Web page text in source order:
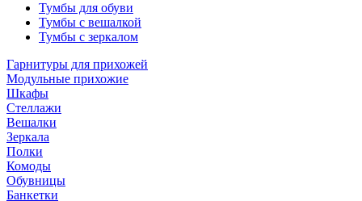
Тумбы для обуви
Тумбы с вешалкой
Тумбы с зеркалом
Гарнитуры для прихожей
Модульные прихожие
Шкафы
Стеллажи
Вешалки
Зеркала
Полки
Комоды
Обувницы
Банкетки